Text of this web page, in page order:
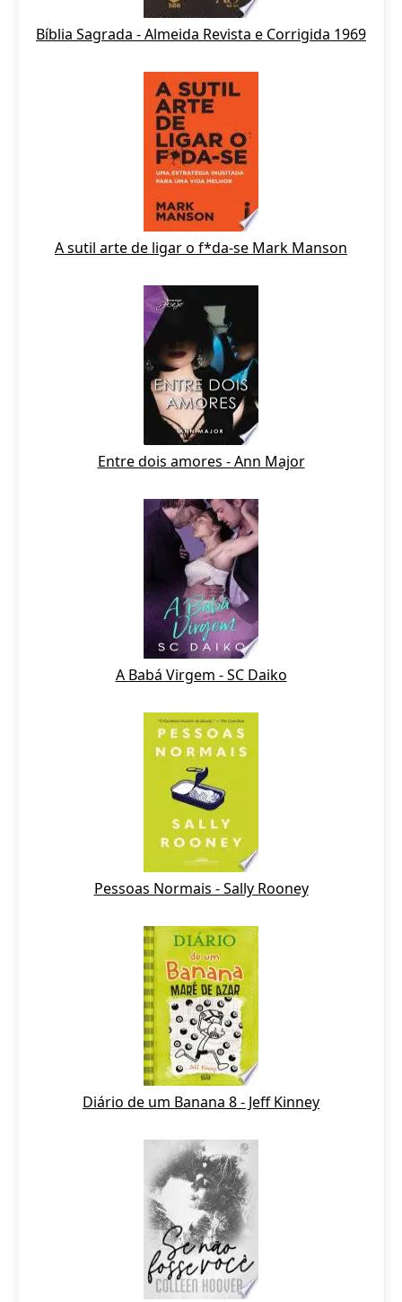
Bíblia Sagrada - Almeida Revista e Corrigida 1969
A sutil arte de ligar o f*da-se Mark Manson
Entre dois amores - Ann Major
A Babá Virgem - SC Daiko
Pessoas Normais - Sally Rooney
Diário de um Banana 8 - Jeff Kinney